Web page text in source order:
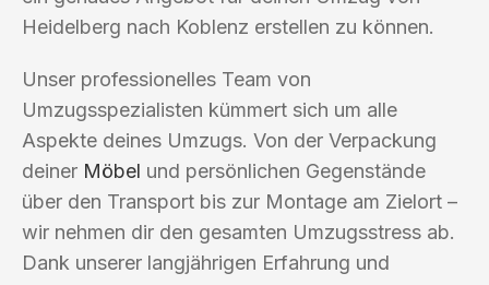
Heidelberg nach Koblenz erstellen zu können.
Unser professionelles Team von
Umzugsspezialisten kümmert sich um alle
Aspekte deines Umzugs. Von der Verpackung
deiner Möbel und persönlichen Gegenstände
über den Transport bis zur Montage am Zielort –
wir nehmen dir den gesamten Umzugsstress ab.
Dank unserer langjährigen Erfahrung und